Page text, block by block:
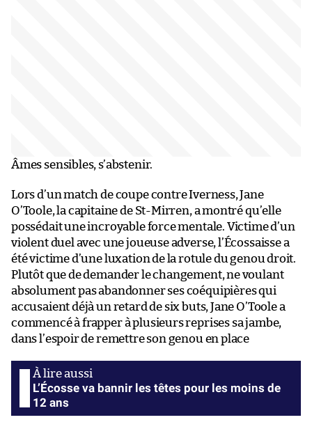
Âmes sensibles, s’abstenir.
Lors d’un match de coupe contre Iverness, Jane
O’Toole, la capitaine de St-Mirren, a montré qu’elle
possédait une incroyable force mentale. Victime d’un
violent duel avec une joueuse adverse, l’Écossaisse a
été victime d’une luxation de la rotule du genou droit.
Plutôt que de demander le changement, ne voulant
absolument pas abandonner ses coéquipières qui
accusaient déjà un retard de six buts, Jane O’Toole a
commencé à frapper à plusieurs reprises sa jambe,
dans l’espoir de remettre son genou en place
L’Écosse va bannir les têtes pour les moins de
12 ans